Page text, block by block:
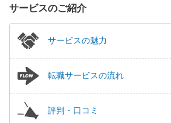
サービスのご紹介
サービスの魅力
転職サービスの流れ
評判・口コミ